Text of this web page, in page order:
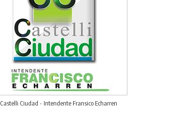
Castelli Ciudad - Intendente Fransico Echarren